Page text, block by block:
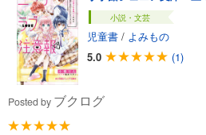
小説・文芸
児童書 / よみもの
5.0
(1)
Posted by ブクログ